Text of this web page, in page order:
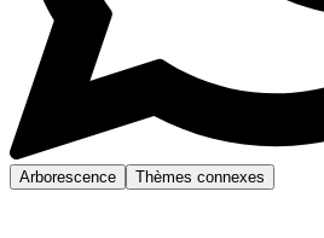
Arborescence Thèmes connexes